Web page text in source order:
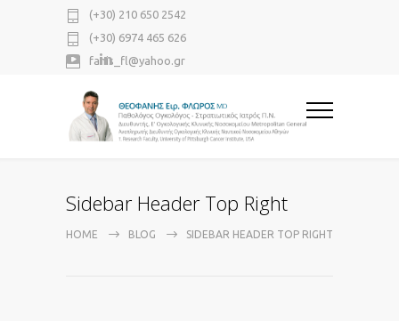
(+30) 210 650 2542
(+30) 6974 465 626
fanis_fl@yahoo.gr
Sidebar Header Top Right
HOME BLOG SIDEBAR HEADER TOP RIGHT